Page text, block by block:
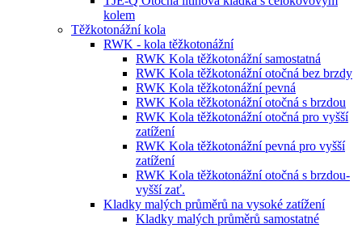
kolem
Těžkotonážní kola
RWK - kola těžkotonážní
RWK Kola těžkotonážní samostatná
RWK Kola těžkotonážní otočná bez brzdy
RWK Kola těžkotonážní pevná
RWK Kola těžkotonážní otočná s brzdou
RWK Kola těžkotonážní otočná pro vyšší
zatížení
RWK Kola těžkotonážní pevná pro vyšší
zatížení
RWK Kola těžkotonážní otočná s brzdou-
vyšší zať.
Kladky malých průměrů na vysoké zatížení
Kladky malých průměrů samostatné